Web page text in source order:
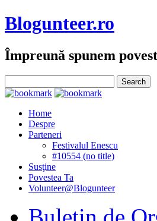
Blogunteer.ro
Împreună spunem
Home
Despre
Parteneri
Festivalul Enescu
#10554 (no title)
Susţine
Povestea Ta
Volunteer@Blogunteer